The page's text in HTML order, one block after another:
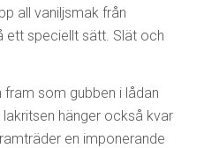
all vaniljsmak från
ett speciellt sätt. Slät och
som gubben i lådan
hänger också kvar
en imponerande